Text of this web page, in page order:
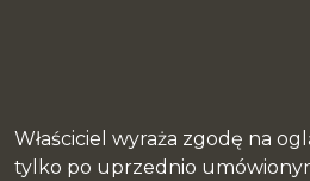
Właściciel wyraża zgodę na
tylko po uprzednio